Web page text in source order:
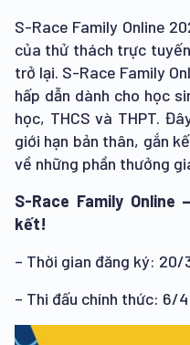
S-Race Family Online
của thử thách trực
trở lại. S-Race Family
hấp dẫn dành cho học
học, THCS và THPT.
giới hạn bản thân, gắn
về những phần thưởng
S-Race Family Online
kết!
– Thời gian đăng ký:
– Thi đấu chính thức: 6/